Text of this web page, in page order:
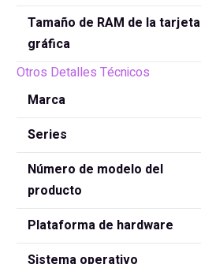
Tamaño de RAM de la tarjeta
gráfica
Otros Detalles Técnicos
Marca
Series
Número de modelo del
producto
Plataforma de hardware